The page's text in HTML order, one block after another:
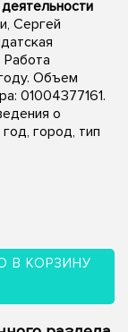
Сергей
Работа
Объем
01004377161.
о
город, тип
В КОРЗИНУ